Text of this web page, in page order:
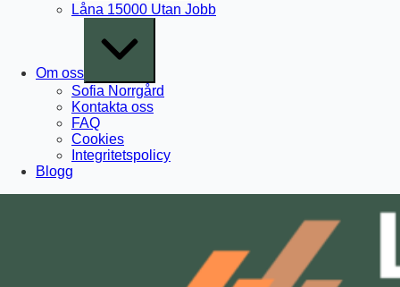
Låna 15000 Utan Jobb
Om oss
Sofia Norrgård
Kontakta oss
FAQ
Cookies
Integritetspolicy
Blogg